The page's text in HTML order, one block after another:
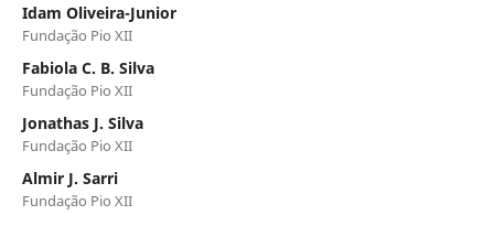
Idam Oliveira-Junior
Fundação Pio XII
Fabiola C. B. Silva
Fundação Pio XII
Jonathas J. Silva
Fundação Pio XII
Almir J. Sarri
Fundação Pio XII